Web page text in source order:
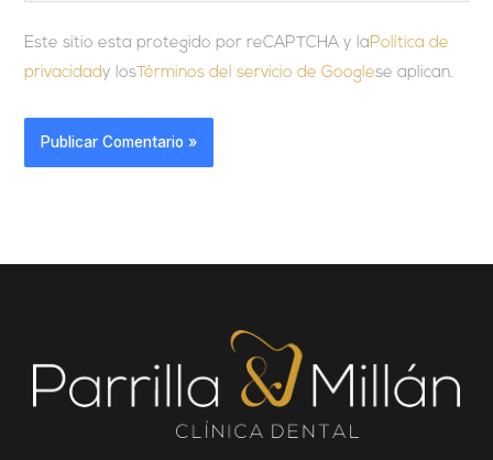
Este sitio esta protegido por reCAPTCHA y laPolítica de
privacidady los Términos del servicio de Googlese aplican.